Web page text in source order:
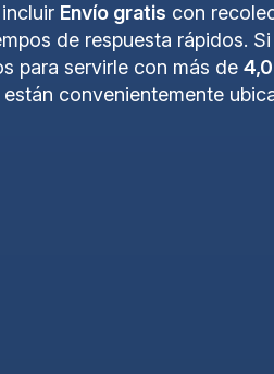
incluir Envío gratis con
de respuesta rápidos.
para servirle con más de
convenientemente